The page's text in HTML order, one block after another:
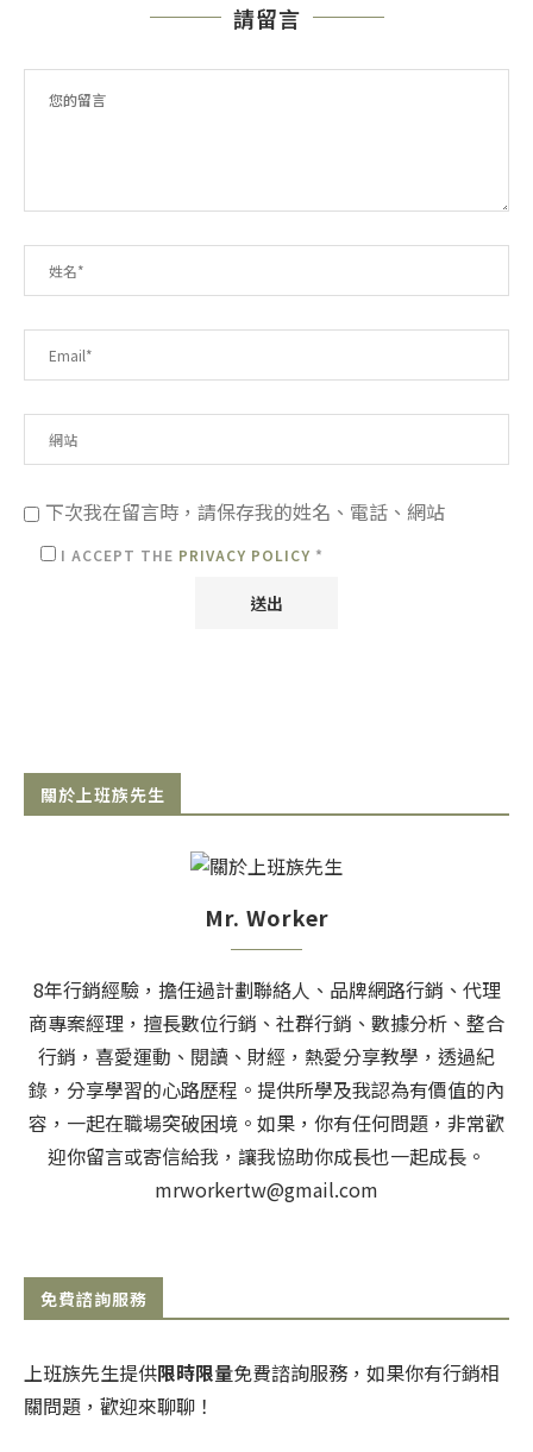
請留言
下次我在留言時，請保存我的姓名、電話、網站
I ACCEPT THE PRIVACY POLICY *
關於上班族先生
Mr. Worker
8年行銷經驗，擔任過計劃聯絡人、品牌網路行銷、代理
商專案經理，擅長數位行銷、社群行銷、數據分析、整合
行銷，喜愛運動、閱讀、財經，熱愛分享教學，透過紀
錄，分享學習的心路歷程。提供所學及我認為有價值的內
容，一起在職場突破困境。如果，你有任何問題，非常歡
迎你留言或寄信給我，讓我協助你成長也一起成長。
mrworkertw@gmail.com
免費諮詢服務
上班族先生提供限時限量免費諮詢服務，如果你有行銷相
關問題，歡迎來聊聊！